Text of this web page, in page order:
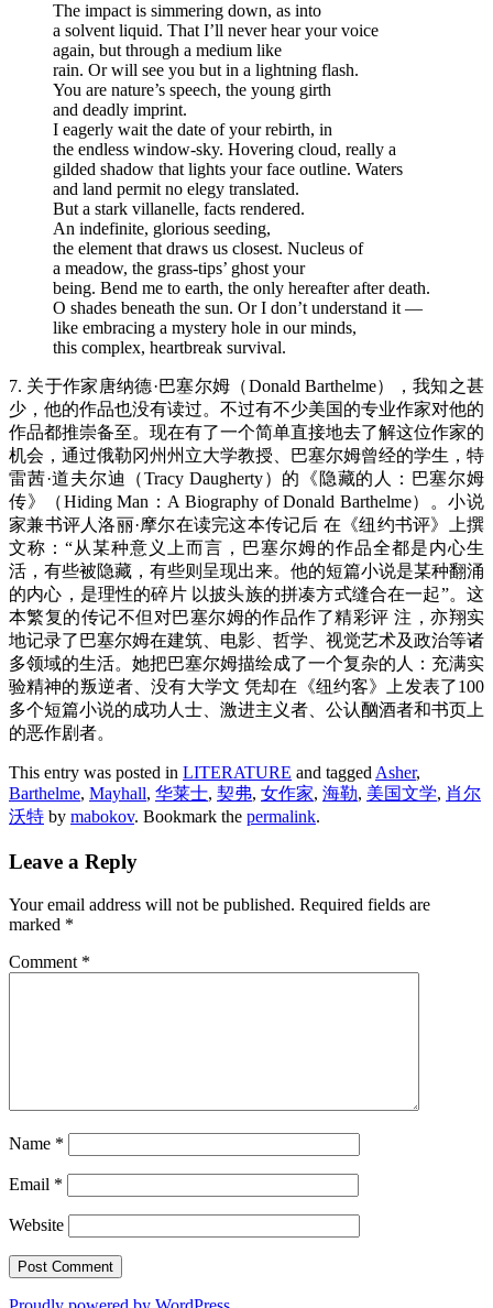
The impact is simmering down, as into
a solvent liquid. That I’ll never hear your voice
again, but through a medium like
rain. Or will see you but in a lightning flash.
You are nature’s speech, the young girth
and deadly imprint.
I eagerly wait the date of your rebirth, in
the endless window-sky. Hovering cloud, really a
gilded shadow that lights your face outline. Waters
and land permit no elegy translated.
But a stark villanelle, facts rendered.
An indefinite, glorious seeding,
the element that draws us closest. Nucleus of
a meadow, the grass-tips’ ghost your
being. Bend me to earth, the only hereafter after death.
O shades beneath the sun. Or I don’t understand it —
like embracing a mystery hole in our minds,
this complex, heartbreak survival.
7. 关于作家唐纳德·巴塞尔姆（Donald Barthelme），我知之甚
少，他的作品也没有读过。不过有不少美国的专业作家对他的
作品都推崇备至。现在有了一个简单直接地去了解这位作家的
机会，通过俄勒冈州州立大学教授、
巴塞尔姆曾经的学生，特
雷茜·道夫尔迪（Tracy Daugherty）的《隐藏的人：巴塞尔姆
传》（Hiding Man：A Biography of Donald Barthelme） 。小说
家兼书评人洛丽·摩尔在读完这本传记后 在《纽约书评》上撰
文称：“从某种意义上而言，巴塞尔姆的作品全都是内心生
活，有些被隐藏，有些则呈现出来。他的短篇小说是某种翻涌
的内心，是理性的碎片 以披头族的拼凑方式缝合在一起”。这
本繁复的传记不但对巴塞尔姆的作品作了精彩评 注，亦翔实
地记录了巴塞尔姆在建筑、电影、哲学、视觉艺术及政治等诸
多领域的生活。她把巴塞尔姆描绘成了一个复杂的人：充满实
验精神的叛逆者、没有大学文 凭却在《纽约客》上发表了100
多个短篇小说的成功人士、激进主义者、公认酗酒者和书页上
的恶作剧者。
This entry was posted in LITERATURE and taggedAsher,
Barthelme, Mayhall, 华莱士, 契弗, 女作家, 海勒, 美国文学, 肖尔
沃特 by mabokov. Bookmark the permalink.
Leave a Reply
Your email address will not be published. Required fields are
marked *
Comment *
Name *
Email *
Website